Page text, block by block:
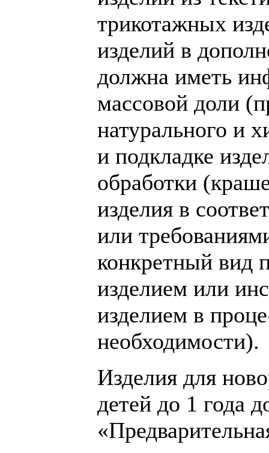
трикотажных
изделий в
должна иметь
массовой доли
натурального и
и подкладке
обработки
изделия в
или
конкретный вид
изделием или
изделием в
необходимости).
Изделия для
детей до 1 года